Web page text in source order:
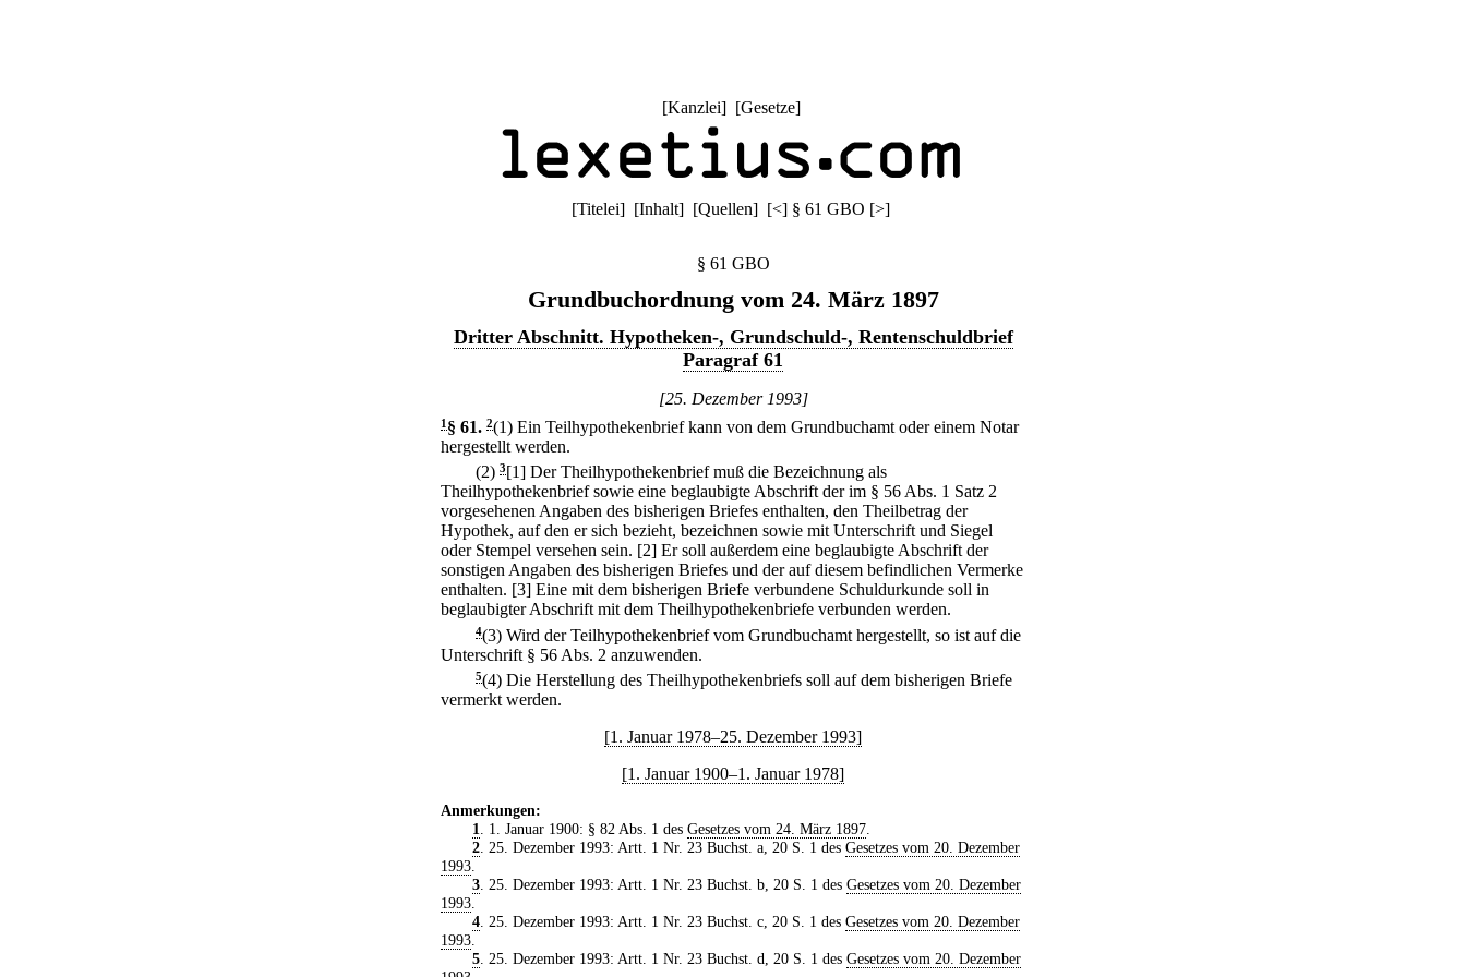
[Kanzlei] [Gesetze]
[Titelei] [Inhalt] [Quellen] [<] § 61 GBO [>]
§ 61 GBO
Grundbuchordnung vom 24. März 1897
Dritter Abschnitt. Hypotheken-, Grundschuld-, Rentenschuldbrief
Paragraf 61
[25. Dezember 1993]
1 § 61. 2(1) Ein Teilhypothekenbrief kann von dem Grundbuchamt oder einem Notar
hergestellt werden.
(2) 3[1] Der Theilhypothekenbrief muß die Bezeichnung als
Theilhypothekenbrief sowie eine beglaubigte Abschrift der im § 56 Abs. 1 Satz 2
vorgesehenen Angaben des bisherigen Briefes enthalten, den Theilbetrag der
Hypothek, auf den er sich bezieht, bezeichnen sowie mit Unterschrift und Siegel
oder Stempel versehen sein. [2] Er soll außerdem eine beglaubigte Abschrift der
sonstigen Angaben des bisherigen Briefes und der auf diesem befindlichen Vermerke
enthalten. [3] Eine mit dem bisherigen Briefe verbundene Schuldurkunde soll in
beglaubigter Abschrift mit dem Theilhypothekenbriefe verbunden werden.
4(3) Wird der Teilhypothekenbrief vom Grundbuchamt hergestellt, so ist auf die
Unterschrift § 56 Abs. 2 anzuwenden.
5(4) Die Herstellung des Theilhypothekenbriefs soll auf dem bisherigen Briefe
vermerkt werden.
[1. Januar 1978–25. Dezember 1993]
[1. Januar 1900–1. Januar 1978]
Anmerkungen:
1
. 1. Januar 1900: § 82 Abs. 1 des Gesetzes vom 24. März 1897.
2. 25. Dezember 1993: Artt. 1 Nr. 23 Buchst. a, 20 S. 1 des Gesetzes vom 20. Dezember
1993
3. 25. Dezember 1993: Artt. 1 Nr. 23 Buchst. b, 20 S. 1 des Gesetzes vom 20. Dezember
1993
4. 25. Dezember 1993: Artt. 1 Nr. 23 Buchst. c, 20 S. 1 des Gesetzes vom 20. Dezember
1993
5. 25. Dezember 1993: Artt. 1 Nr. 23 Buchst. d, 20 S. 1 des Gesetzes vom 20. Dezember